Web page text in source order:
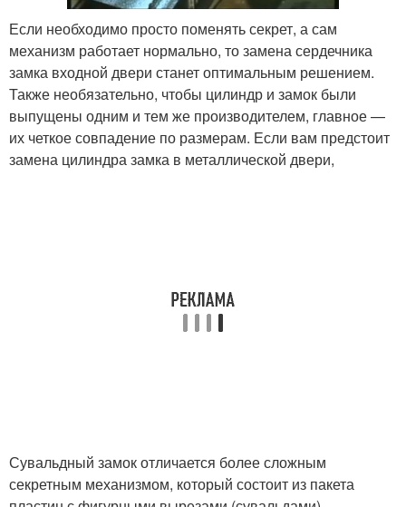
Если необходимо просто поменять секрет, а сам
механизм работает нормально, то замена сердечника
замка входной двери станет оптимальным решением.
Также необязательно, чтобы цилиндр и замок были
выпущены одним и тем же производителем, главное —
их четкое совпадение по размерам. Если вам предстоит
замена цилиндра замка в металлической двери,
Сувальдный замок отличается более сложным
секретным механизмом, который состоит из пакета